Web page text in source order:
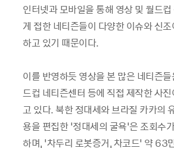
인터넷과 모바일을 통해 영상 및 월드
게 접한 네티즌들이 다양한 이슈와 신
하고 있기 때문이다.
이를 반영하듯 영상을 본 많은 네티즌
드컵 네티즌센터 등에 직접 제작한 사
고 있다. 북한 정대세와 브라질 카카의
용을 편집한 ‘정대세의 굴욕’은 조회수
하며, ‘차두리 로봇증거, 차코드’ 약 63